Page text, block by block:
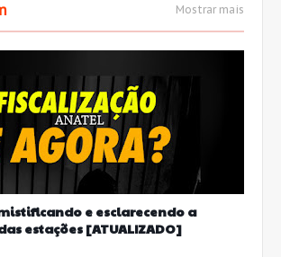
Mostrar mais
e esclarecendo a
estações [ATUALIZADO]